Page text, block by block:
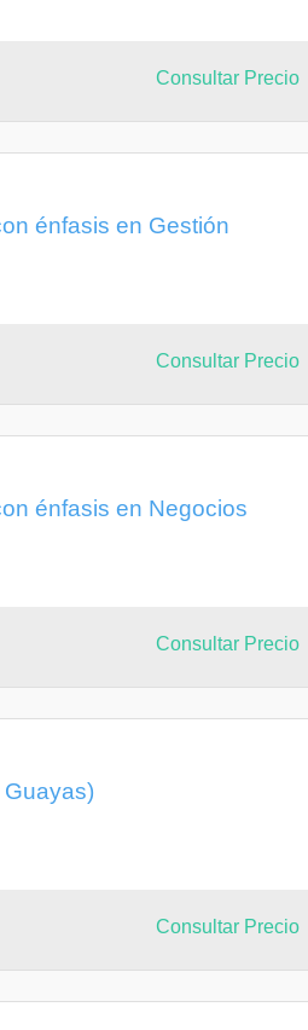
Consultar Precio
énfasis en Gestión
Consultar Precio
énfasis en Negocios
Consultar Precio
Consultar Precio